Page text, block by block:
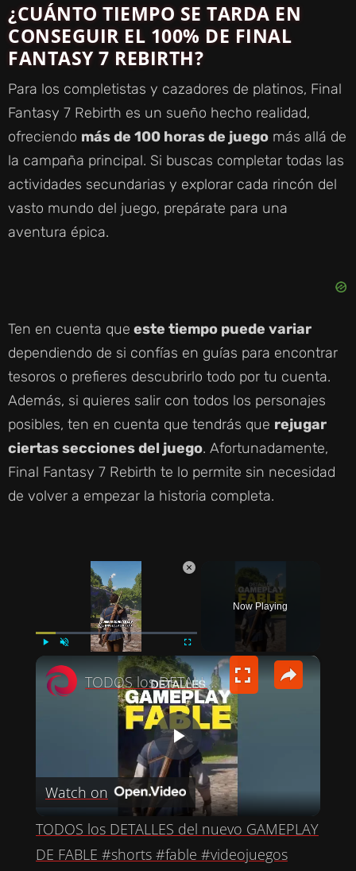
¿CUÁNTO TIEMPO SE TARDA EN
CONSEGUIR EL 100% DE FINAL
FANTASY 7 REBIRTH?
Para los completistas y cazadores de platinos, Final
Fantasy 7 Rebirth es un sueño hecho realidad,
ofreciendo más de 100 horas de juego más allá de
la campaña principal. Si buscas completar todas las
actividades secundarias y explorar cada rincón del
vasto mundo del juego, prepárate para una
aventura épica.
Ten en cuenta que este tiempo puede variar
dependiendo de si confías en guías para encontrar
tesoros o prefieres descubrirlo todo por tu cuenta.
Además, si quieres salir con todos los personajes
posibles, ten en cuenta que tendrás que rejugar
ciertas secciones del juego. Afortunadamente,
Final Fantasy 7 Rebirth te lo permite sin necesidad
de volver a empezar la historia completa.
×
FULLSCREEN
Now Playing
×
P
L
A
TODOS los DETALLES del nuevo GAMEPLAY DE FABLE #shorts #fable #videojuegos
Watch on
TODOS los DETALLES del nuevo GAMEPLAY
DE FABLE #shorts #fable #videojuegos